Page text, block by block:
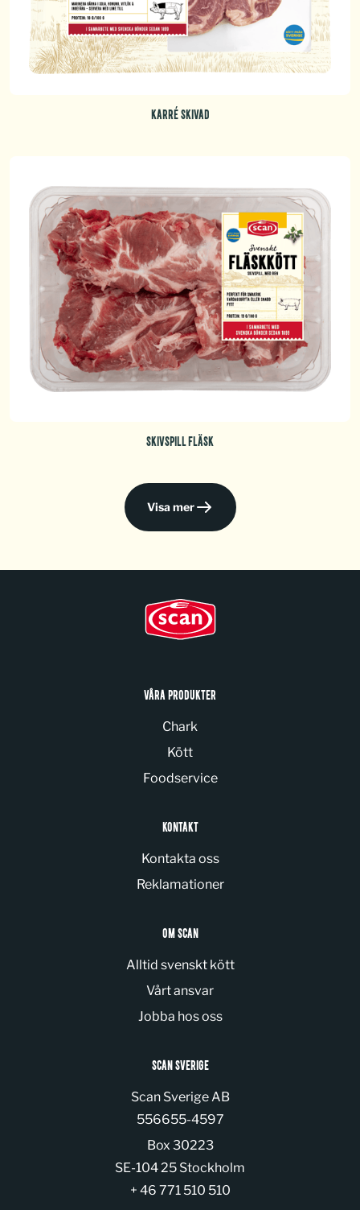
KARRÉ SKIVAD
SKIVSPILL FLÄSK
Visa mer
VÅRA PRODUKTER
Chark
Kött
Foodservice
KONTAKT
Kontakta oss
Reklamationer
OM SCAN
Alltid svenskt kött
Vårt ansvar
Jobba hos oss
SCAN SVERIGE
Scan Sverige AB
Organization number:
556655-4597
Box 30223
SE-104 25 Stockholm
+ 46 771 510 510